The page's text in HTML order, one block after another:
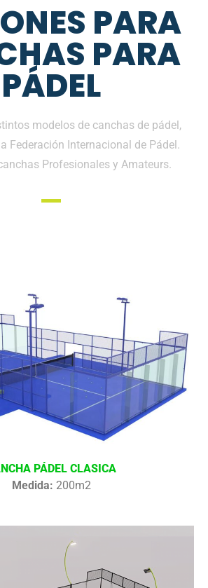
PARA
PARA
PÁDEL
modelos de canchas de pádel,
Federación Internacional de Pádel.
Profesionales y Amateurs.
PÁDEL CLASICA
Medida: 200m2